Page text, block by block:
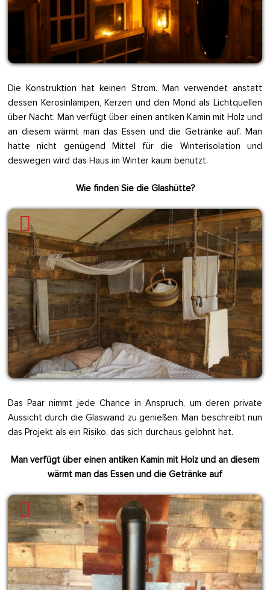
Die Konstruktion hat keinen Strom. Man verwendet anstatt
dessen Kerosinlampen, Kerzen und den Mond als Lichtquellen
über Nacht. Man verfügt über einen antiken Kamin mit Holz und
an diesem wärmt man das Essen und die Getränke auf. Man
hatte nicht genügend Mittel für die Winterisolation und
deswegen wird das Haus im Winter kaum benutzt.
Wie finden Sie die Glashütte?
Das Paar nimmt jede Chance in Anspruch, um deren private
Aussicht durch die Glaswand zu genießen. Man beschreibt nun
das Projekt als ein Risiko, das sich durchaus gelohnt hat.
Man verfügt über einen antiken Kamin mit Holz und an diesem
wärmt man das Essen und die Getränke auf